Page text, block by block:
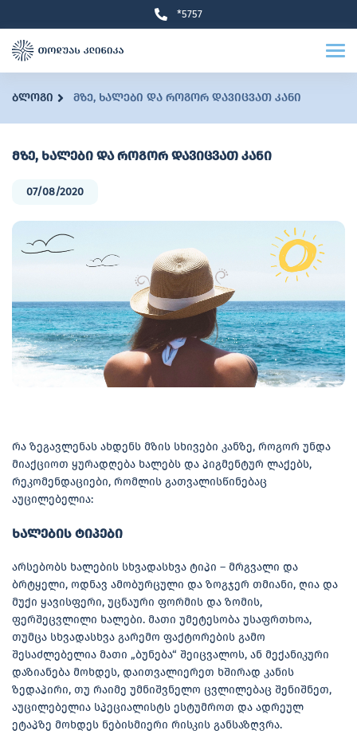
*5757
ბლოგი მზე, ხალები და როგორ დავიცვათ კანი
მზე, ხალები და როგორ დავიცვათ კანი
07/08/2020
რა ზეგავლენას ახდენს მზის სხივები კანზე, როგორ უნდა
მიაქციოთ ყურადღება ხალებს და პიგმენტურ ლაქებს,
რეკომენდაციები, რომლის გათვალისწინებაც
აუცილებელია:
ხალების ტიპები
არსებობს ხალების სხვადასხვა ტიპი – მრგვალი და
ბრტყელი, ოდნავ ამობურცული და ზოგჯერ თმიანი, ღია და
მუქი ყავისფერი, უცნაური ფორმის და ზომის,
ფერშეცვლილი ხალები. მათი უმეტესობა უსაფრთხოა,
თუმცა სხვადასხვა გარემო ფაქტორების გამო
შესაძლებელია მათი „ბუნება“ შეიცვალოს, ან მექანიკური
დაზიანება მოხდეს, დაითვალიერეთ ხშირად კანის
ზედაპირი, თუ რაიმე უმნიშვნელო ცვლილებაც შენიშნეთ,
აუცილებელია სპეციალისტს ესტუმროთ და ადრეულ
ეტაპზე მოხდეს ნებისმიერი რისკის განსაზღვრა.